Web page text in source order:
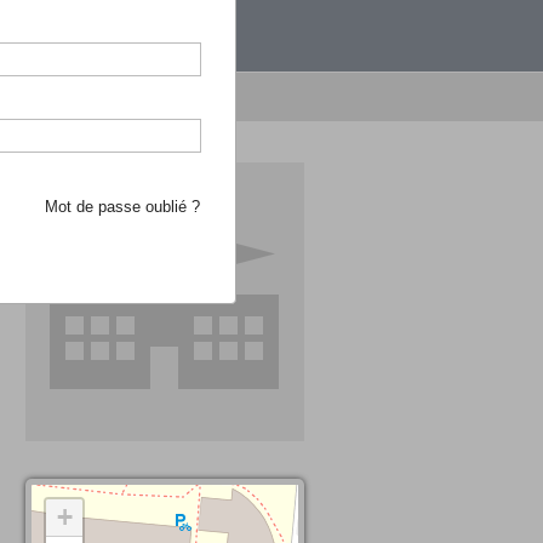
recherche d'école
+
Mot de passe oublié ?